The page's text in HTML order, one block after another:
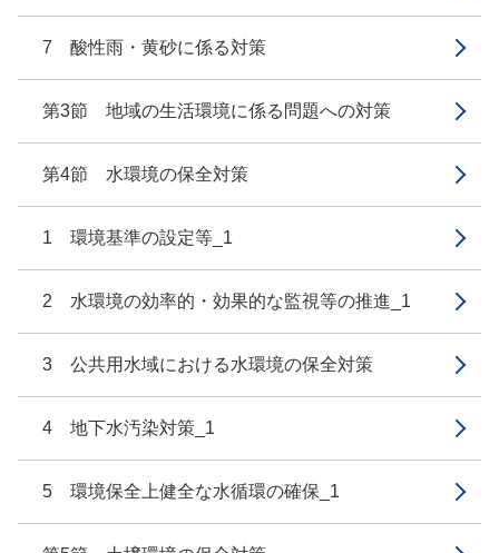
7 酸性雨・黄砂に係る対策
第3節 地域の生活環境に係る問題への対策
第4節 水環境の保全対策
1 環境基準の設定等_1
2 水環境の効率的・効果的な監視等の推進_1
3 公共用水域における水環境の保全対策
4 地下水汚染対策_1
5 環境保全上健全な水循環の確保_1